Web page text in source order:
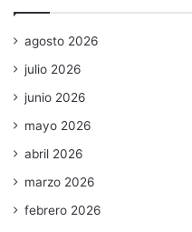
agosto 2026
julio 2026
junio 2026
mayo 2026
abril 2026
marzo 2026
febrero 2026